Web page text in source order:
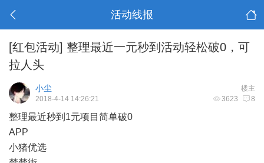
活动线报
[红包活动] 整理最近一元秒到活动轻松破0，可
拉人头
楼主
小尘
3623 8
2018-4-14 14:26:21
整理最近秒到1元项目简单破0
APP
小猪优选